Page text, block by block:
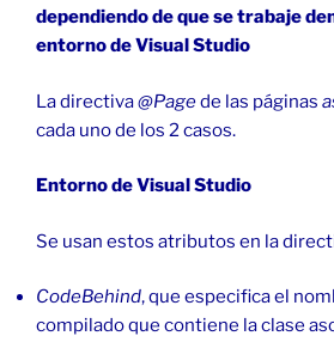
dependiendo de que se trabaje
entorno de Visual Studio
La directiva@Pagede las páginas
cada uno de los 2 casos.
Entorno de Visual Studio
Se usan estos atributos en la
CodeBehind, que especifica el
compilado que contiene la clase